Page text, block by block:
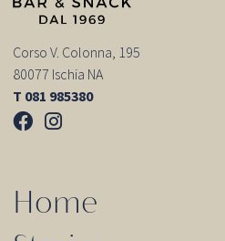
Corso V. Colonna, 195
80077 Ischia NA
T 081 985380
Home